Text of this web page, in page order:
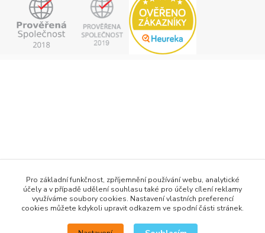
info@h2obaits.cz
Pro základní funkčnost, zpříjemnění používání webu, analytické
účely a v případě udělení souhlasu také pro účely cílení reklamy
využíváme soubory cookies. Nastavení vlastních preferencí
cookies můžete kdykoli upravit odkazem ve spodní části stránek.